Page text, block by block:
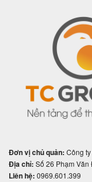
Đơn vị chủ quản: Công
Địa chỉ: Số 26 Phạm
Liên hệ: 0969.601.399